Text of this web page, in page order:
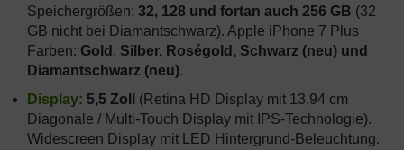
Speichergrößen: 32, 128 und fortan auch 256 GB (32
GB nicht bei Diamantschwarz). Apple iPhone 7 Plus
Farben: Gold , Silber, Roségold, Schwarz (neu) und
Diamantschwarz (neu).
Display: 5,5 Zoll
(Retina HD Display mit 13,94 cm
Diagonale / Multi-Touch Display mit IPS-Technologie).
Widescreen Display mit LED Hintergrund-Beleuchtung.